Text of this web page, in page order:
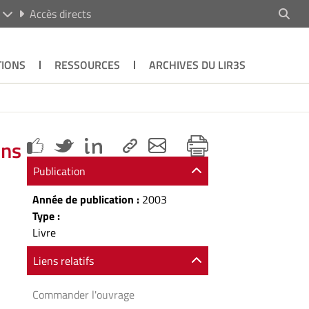
Accès directs
RESSOURCES ARCHIVES DU LIR3S
Publication
Année de publication : 2003
Type :
Livre
Liens relatifs
Commander l'ouvrage